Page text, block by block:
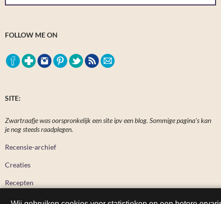
FOLLOW ME ON
SITE:
Zwartraafje was oorspronkelijk een site ipv een blog. Sommige pagina's kan
je nog steeds raadplegen.
Recensie-archief
Creaties
Recepten